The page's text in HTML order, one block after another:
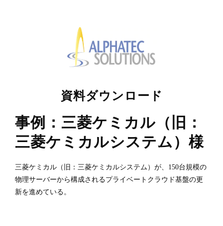
資料ダウンロード
事例：三菱ケミカル（旧：
三菱ケミカルシステム）様
三菱ケミカル（旧：三菱ケミカルシステム）が、150台規模の
物理サーバーから構成されるプライベートクラウド基盤の更
新を進めている。